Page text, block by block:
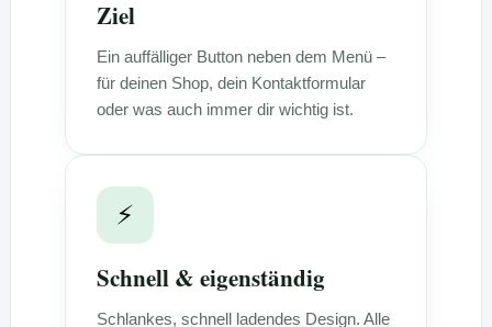
Ziel
Ein auffälliger Button neben dem Menü –
für deinen Shop, dein Kontaktformular
oder was auch immer dir wichtig ist.
⚡
Schnell & eigenständig
Schlankes, schnell ladendes Design. Alle